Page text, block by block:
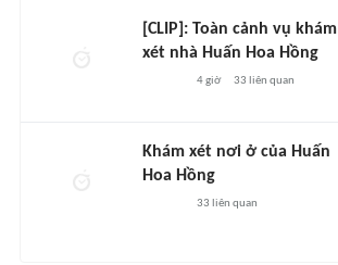
[CLIP]: Toàn cảnh vụ khám
xét nhà Huấn Hoa Hồng
4 giờ 33 liên quan
Khám xét nơi ở của Huấn
Hoa Hồng
33 liên quan